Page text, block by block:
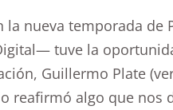
nueva temporada de
tuve la
Guillermo Plate (
reafirmó algo que nos